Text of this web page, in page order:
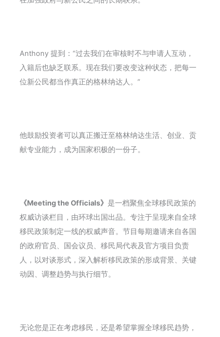
Anthony 提到：“过去我们在审核时不与申请人互动，
入籍后也缺乏联系。现在我们要改变这种状态，把每一
位新公民都当作真正的格林纳达人。”
他鼓励投资者可以真正搬迁至格林纳达生活、创业、贡
献专业能力，成为国家积极的一份子。
《Meeting the Officials》 是一档聚焦全球移民政策的
权威访谈栏目，由环球出国出品。专注于呈现来自全球
移民政策制定一线的权威声音。节目每期邀请来自各国
的政府官员、国会议员、移民局代表及官方项目负责
人，以对谈形式，深入解析移民政策的形成背景、关键
动因、调整趋势与执行细节。
无论您是正在考虑移民，还是希望掌握全球移民趋势，